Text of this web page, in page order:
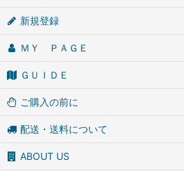
新規登録
ＭＹ ＰＡＧＥ
ＧＵＩＤＥ
ご購入の前に
配送・送料について
ABOUT US